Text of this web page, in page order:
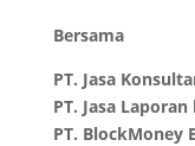
Bersama
PT. Jasa
PT. Jasa
PT. BlockMoney